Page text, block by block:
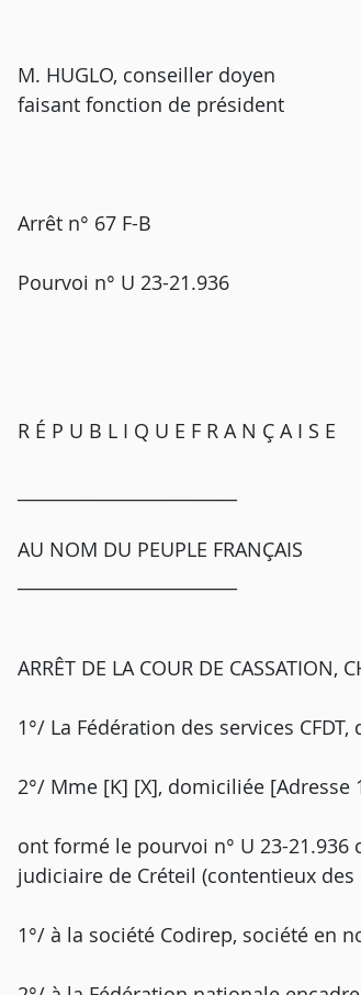
M. HUGLO, conseiller doyen
faisant fonction de président
Arrêt n° 67 F-B
Pourvoi n° U 23-21.936
R É P U B L I Q U E F R A N Ç A I S E
AU NOM DU PEUPLE FRANÇAIS
ARRÊT DE LA COUR DE CASSATION,
1°/ La Fédération des services
2°/ Mme [K] [X], domiciliée [Adresse
ont formé le pourvoi n° U 23-
judiciaire de Créteil (contentieux
1°/ à la société Codirep, société en